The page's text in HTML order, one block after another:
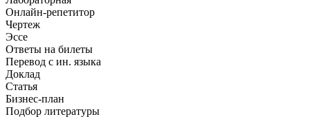
Онлайн-репетитор
Чертеж
Эссе
Ответы на билеты
Перевод с ин. языка
Доклад
Статья
Бизнес-план
Подбор литературы